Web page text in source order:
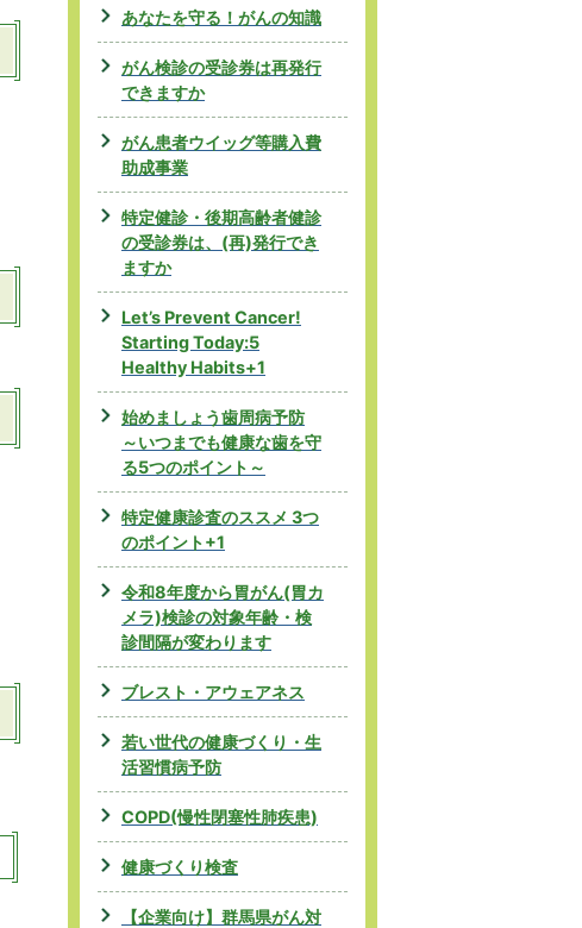
あなたを守る！がんの知識
がん検診の受診券は再発行
できますか
がん患者ウイッグ等購入費
助成事業
特定健診・後期高齢者健診
の受診券は、(再)発行でき
ますか
Let’s Prevent Cancer!
Starting Today:5
Healthy Habits+1
始めましょう歯周病予防
～いつまでも健康な歯を守
る5つのポイント～
特定健康診査のススメ 3つ
のポイント+1
令和8年度から胃がん(胃カ
メラ)検診の対象年齢・検
診間隔が変わります
ブレスト・アウェアネス
若い世代の健康づくり・生
活習慣病予防
COPD(慢性閉塞性肺疾患)
健康づくり検査
【企業向け】群馬県がん対